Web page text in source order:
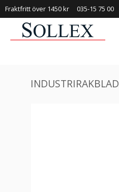
Fraktfritt över 1450 kr 035-15 75 00
INDUSTRIRAKBLAD